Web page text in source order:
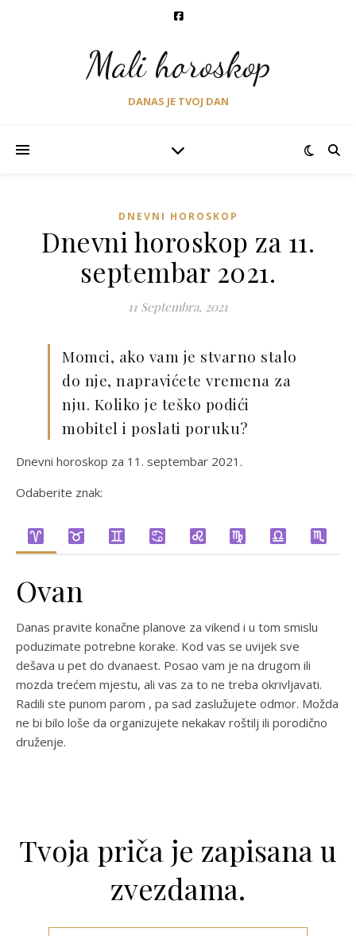
Mali horoskop
DANAS JE TVOJ DAN
DNEVNI HOROSKOP
Dnevni horoskop za 11.
septembar 2021.
11 Septembra, 2021
Momci, ako vam je stvarno stalo
do nje, napravićete vremena za
nju. Koliko je teško podići
mobitel i poslati poruku?
Dnevni horoskop za 11. septembar 2021.
Odaberite znak:
Ovan
Danas pravite konačne planove za vikend i u tom smislu
poduzimate potrebne korake. Kod vas se uvijek sve
dešava u pet do dvanaest. Posao vam je na drugom ili
mozda trećem mjestu, ali vas za to ne treba okrivljavati.
Radili ste punom parom , pa sad zaslužujete odmor. Možda
ne bi bilo loše da organizujete nekakav roštilj ili porodično
druženje.
Tvoja priča je zapisana u
zvezdama.